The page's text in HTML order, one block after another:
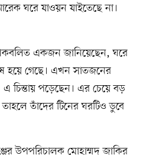
ঘরে যাওয়ন যাইতেছে না।
একজন জানিয়েছেন, ঘরে
হয়ে গেছে। এখন সাতজনের
এ চিন্তায় পড়েছেন। এর চেয়ে বড়
তাহলে তাঁদের টিনের ঘরটিও ডুবে
উপপরিচালক মোহাম্মদ জাকির